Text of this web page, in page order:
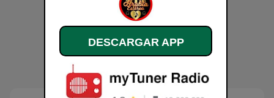
DESCARGAR APP